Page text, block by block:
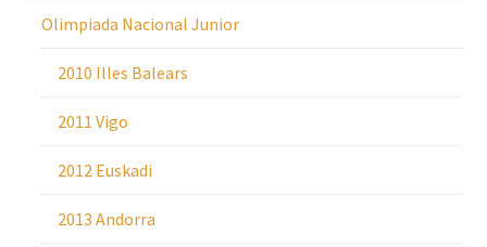
Olimpiada Nacional Junior
2010 Illes Balears
2011 Vigo
2012 Euskadi
2013 Andorra